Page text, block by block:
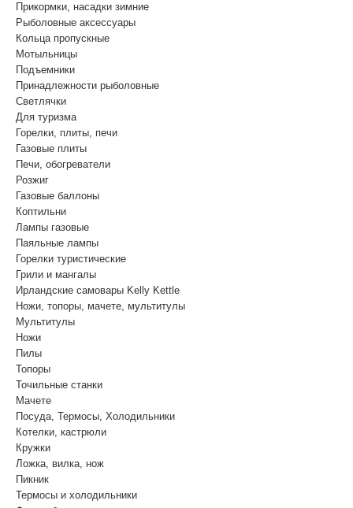
Прикормки, насадки зимние
Рыболовные аксессуары
Кольца пропускные
Мотыльницы
Подъемники
Принадлежности рыболовные
Светлячки
Для туризма
Горелки, плиты, печи
Газовые плиты
Печи, обогреватели
Розжиг
Газовые баллоны
Коптильни
Лампы газовые
Паяльные лампы
Горелки туристические
Грили и мангалы
Ирландские самовары Kelly Kettle
Ножи, топоры, мачете, мультитулы
Мультитулы
Ножи
Пилы
Топоры
Точильные станки
Мачете
Посуда, Термосы, Холодильники
Котелки, кастрюли
Кружки
Ложка, вилка, нож
Пикник
Термосы и холодильники